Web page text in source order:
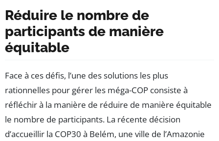
Réduire le nombre de
participants de manière
équitable
Face à ces défis, l’une des solutions les plus
rationnelles pour gérer les méga-COP consiste à
réfléchir à la manière de réduire de manière équitable
le nombre de participants. La récente décision
d’accueillir la COP30 à Belém, une ville de l’Amazonie